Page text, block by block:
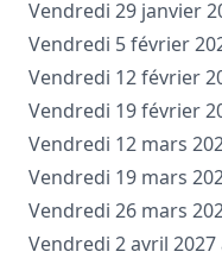
Vendredi 29 janvier
Vendredi 5 février
Vendredi 12 février
Vendredi 19 février
Vendredi 12 mars
Vendredi 19 mars
Vendredi 26 mars
Vendredi 2 avril 2027